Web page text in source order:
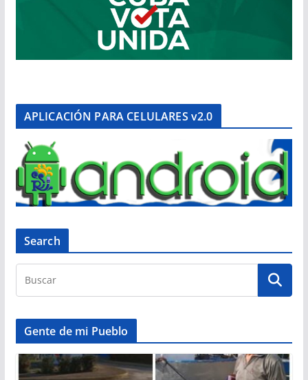
APLICACIÓN PARA CELULARES v2.0
Search
Gente de mi Pueblo